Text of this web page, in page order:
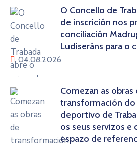
O Concello de
de inscrición nos
conciliación
Ludiseráns para o
04.08.2026
Comezan as obras
transformación
deportivo de
os seus servizos
espazo de